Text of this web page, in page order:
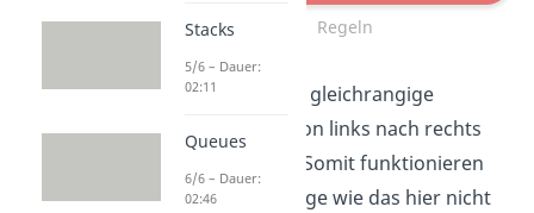
Regeln
Dabei werden gleichrangige
Operatoren von links nach rechts
ausgewertet. Somit funktionieren
aber auch Dinge wie das hier nicht
Stacks
5/6 – Dauer:
02:11
Queues
6/6 – Dauer:
02:46